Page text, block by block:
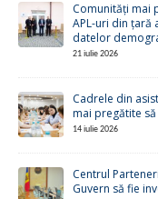
Comunități mai
APL-uri din
datelor
21 iulie 2026
Cadrele din
mai pregătite
14 iulie 2026
Centrul
Guvern să fie